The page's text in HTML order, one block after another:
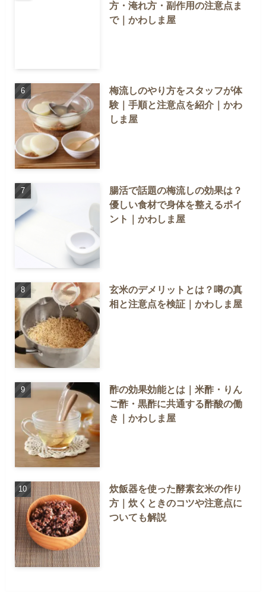
方・淹れ方・副作用の注意点ま
で｜かわしま屋
梅流しのやり方をスタッフが体
験｜手順と注意点を紹介｜かわ
しま屋
腸活で話題の梅流しの効果は？
優しい食材で身体を整えるポイ
ント｜かわしま屋
玄米のデメリットとは？噂の真
相と注意点を検証｜かわしま屋
酢の効果効能とは｜米酢・りん
ご酢・黒酢に共通する酢酸の働
き｜かわしま屋
炊飯器を使った酵素玄米の作り
方｜炊くときのコツや注意点に
ついても解説